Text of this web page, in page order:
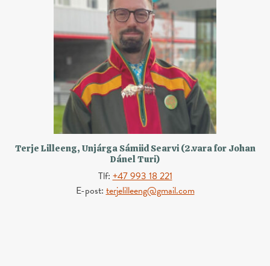
Terje Lilleeng, Unjárga Sámiid Searvi (2.vara for Johan
Dánel Turi)
Tlf:+47 993 18 221
E-post:terjelilleeng@gmail.com